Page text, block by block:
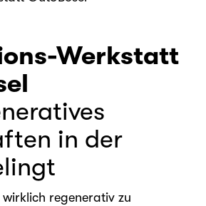
Werkstatt
in der
regenerativ zu